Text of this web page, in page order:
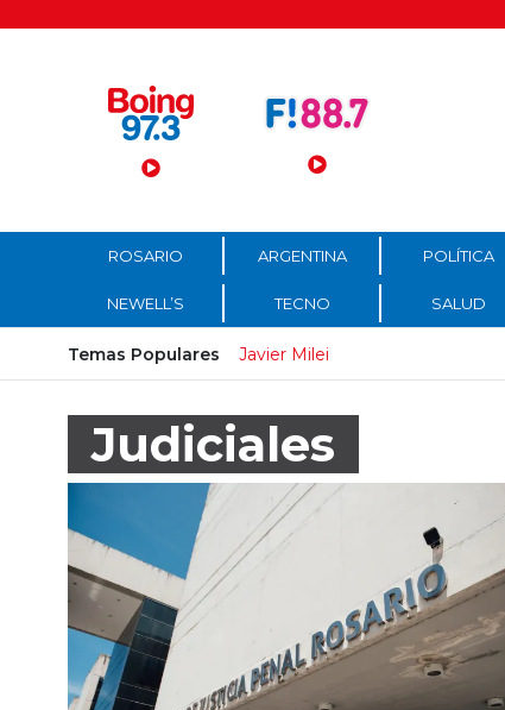
Menú Principal
ROSARIO ARGENTINA POLÍTICA
NEWELL’S TECNO SALUD
Temas Populares Javier Milei
Judiciales